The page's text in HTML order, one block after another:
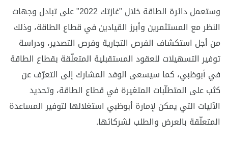
وستعمل دائرة الطاقة خلال "غازتك 2022" على تبادل وجهات
النظر مع المستثمرين وأبرز القيادين في قطاع الطاقة، وذلك
من أجل استكشاف الفرص التجارية وفرص التصدير، ودراسة
توفير التسهيلات للعقود المستقبلية المتعلّقة بقطاع الطاقة
في أبوظبي، كما سيسعى الوفد المشارك إلى التعرّف عن
كثب على المتطلّبات المتغيرة في قطاع الطاقة، وتحديد
الآليات التي يمكن لإمارة أبوظبي استغلالها لتوفير المساعدة
المتعلّقة بالعرض والطلب لشركائها.